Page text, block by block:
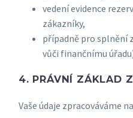
vedení evidence
zákazníky,
případně pro splnění
vůči finančnímu
4. PRÁVNÍ ZÁKLAD
Vaše údaje zpracováváme